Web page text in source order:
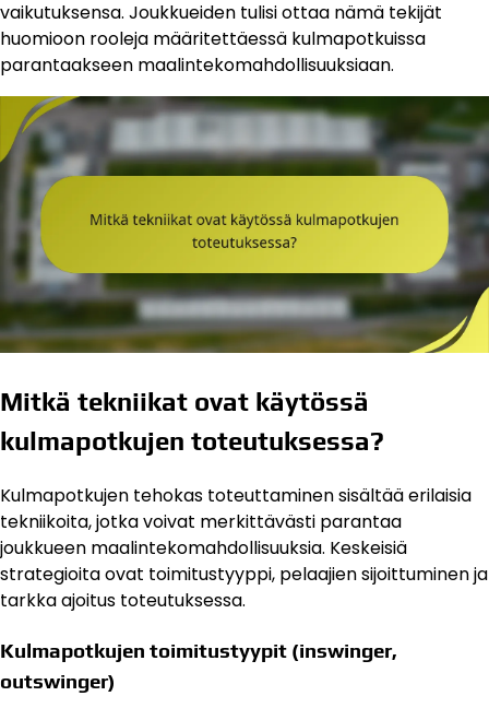
vaikutuksensa. Joukkueiden tulisi ottaa nämä tekijät
huomioon rooleja määritettäessä kulmapotkuissa
parantaakseen maalintekomahdollisuuksiaan.
Mitkä tekniikat ovat käytössä
kulmapotkujen toteutuksessa?
Kulmapotkujen tehokas toteuttaminen sisältää erilaisia
tekniikoita, jotka voivat merkittävästi parantaa
joukkueen maalintekomahdollisuuksia. Keskeisiä
strategioita ovat toimitustyyppi, pelaajien sijoittuminen ja
tarkka ajoitus toteutuksessa.
Kulmapotkujen toimitustyypit (inswinger,
outswinger)